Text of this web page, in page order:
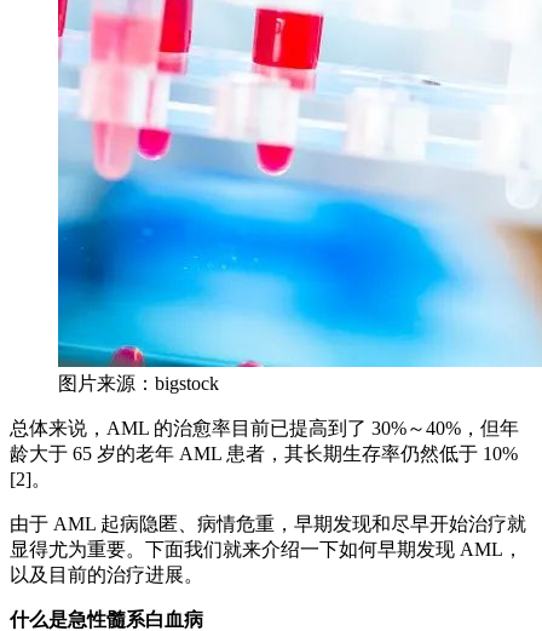
图片来源：bigstock
总体来说，AML 的治愈率目前已提高到了 30%～40%，但年
龄大于 65 岁的老年 AML 患者，其长期生存率仍然低于 10%
[2]。
由于 AML 起病隐匿、病情危重，早期发现和尽早开始治疗就
显得尤为重要。下面我们就来介绍一下如何早期发现 AML，
以及目前的治疗进展。
什么是急性髓系白血病